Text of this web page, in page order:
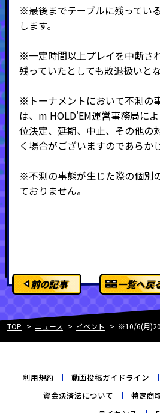
※最後までテーブルに残ってい
します。
※一定時間以上プレイを中断さ
残っていたとしても敗退扱いとな
※トーナメントにおいて不測の
は、m HOLD'EM運営事務局に
位決定、延期、中止、その他の
く場合がございますのであらか
※不測の事態が生じた際の個別
ておりません。
前の記事 一覧へ戻
TOP ニュース イベント ※10/6(月
利用規約 動画投稿ガイドライン
資金決済法について
特定商